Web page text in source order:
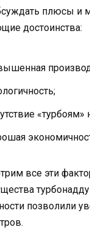
плюсы и
достоинства:
все эти
позволили